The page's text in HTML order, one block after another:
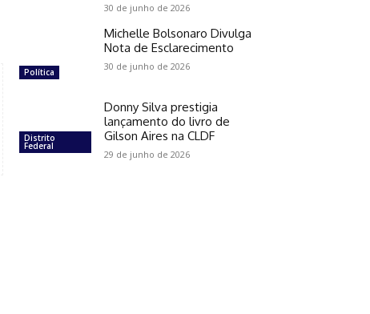
30 de junho de 2026
Política
Michelle Bolsonaro Divulga
Nota de Esclarecimento
30 de junho de 2026
Distrito
Federal
Donny Silva prestigia
lançamento do livro de
Gilson Aires na CLDF
29 de junho de 2026